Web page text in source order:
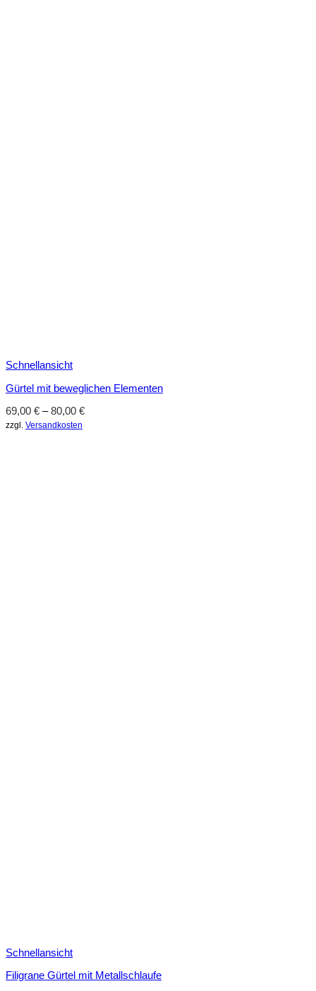
Schnellansicht
Gürtel mit beweglichen Elementen
69,00 € –80,00 €
zzgl. Versandkosten
Schnellansicht
Filigrane Gürtel mit Metallschlaufe